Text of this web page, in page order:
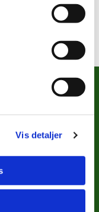
Vis detaljer
SOCIALE